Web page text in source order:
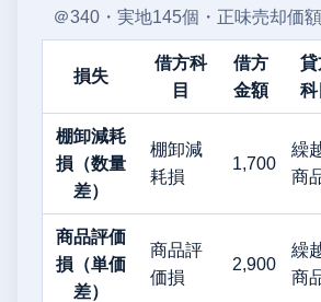
＠340・実地145個・正味売却価額
損失
借方科
目
借方
金額
貸
科
棚卸減耗
損（数量
差）
棚卸減
耗損
1,700
繰
商
商品評価
損（単価
差）
商品評
価損
2,900
繰
商